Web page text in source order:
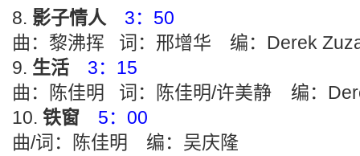
影子情人
3：50
曲：黎沸挥 词：邢增华 编：Derek
生活
3：15
曲：陈佳明 词：陈佳明/许美静 编：
铁窗
5：00
曲/词：陈佳明 编：吴庆隆